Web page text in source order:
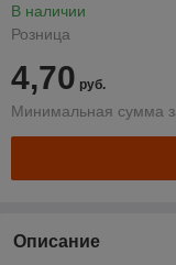
В наличии
Розница
4,70 руб.
Минимальная сумма
Описание